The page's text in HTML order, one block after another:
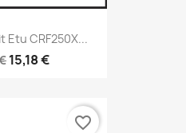
Etu CRF250X...
15,18 €
favorite_border